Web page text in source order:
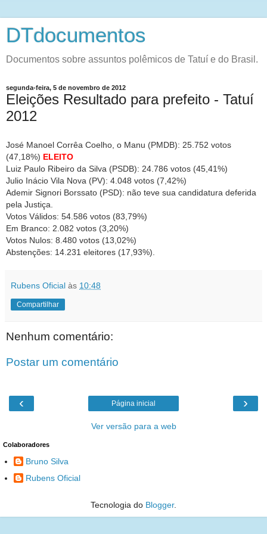
DTdocumentos
Documentos sobre assuntos polêmicos de Tatuí e do Brasil.
segunda-feira, 5 de novembro de 2012
Eleições Resultado para prefeito - Tatuí
2012
José Manoel Corrêa Coelho, o Manu (PMDB): 25.752 votos
(47,18%) ELEITO
Luiz Paulo Ribeiro da Silva (PSDB): 24.786 votos (45,41%)
Julio Inácio Vila Nova (PV): 4.048 votos (7,42%)
Ademir Signori Borssato (PSD): não teve sua candidatura deferida
pela Justiça.
Votos Válidos: 54.586 votos (83,79%)
Em Branco: 2.082 votos (3,20%)
Votos Nulos: 8.480 votos (13,02%)
Abstenções: 14.231 eleitores (17,93%).
Rubens Oficial às 10:48
Compartilhar
Nenhum comentário:
Postar um comentário
‹ ›
Página inicial
Ver versão para a web
Colaboradores
Bruno Silva
Rubens Oficial
Tecnologia do Blogger.